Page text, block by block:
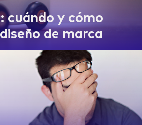
cuándo y cómo
de marca